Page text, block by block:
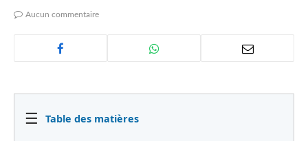
Aucun commentaire
☰ Table des matières